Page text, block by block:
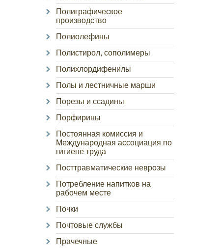
Полиграфическое
производство
Полиолефины
Полистирол, сополимеры
Полихлордифенилы
Полы и лестничные марши
Порезы и ссадины
Порфирины
Постоянная комиссия и
Международная ассоциация по
гигиене труда
Посттравматические неврозы
Потребление напитков на
рабочем месте
Почки
Почтовые службы
Прачечные